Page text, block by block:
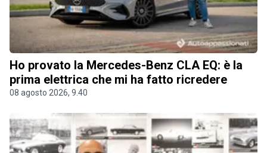
Ho provato la Mercedes-Benz CLA EQ: è la
prima elettrica che mi ha fatto ricredere
08 agosto 2026, 9.40